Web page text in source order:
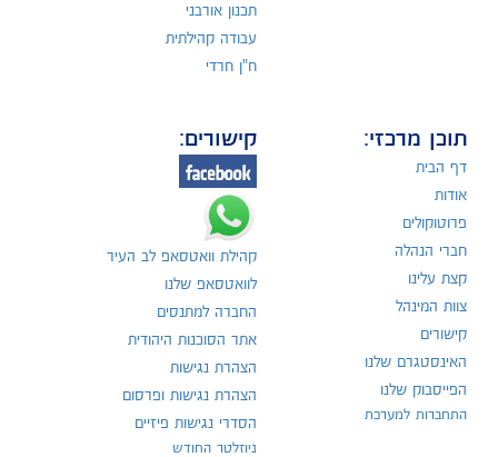
תכנון אורבני
עבודה קהילתית
ח"ן חרדי
תוכן מרכזי:
דף הבית
אודות
פרוטוקולים
חברי הנהלה
קצת עלינו
צוות המינהל
קישורים
האינסטגרם שלנו
הפייסבוק שלנו
התחברות למערכת
קישורים:
קהילת וואטסאפ לב העיר
לוואטסאפ שלנו
החברה למתנסים
אתר הסוכנות היהודית
הצהרת נגישות
הצהרת נגישות ופרסום
הסדרי נגישות פיזיים
ניוזלטר החודש